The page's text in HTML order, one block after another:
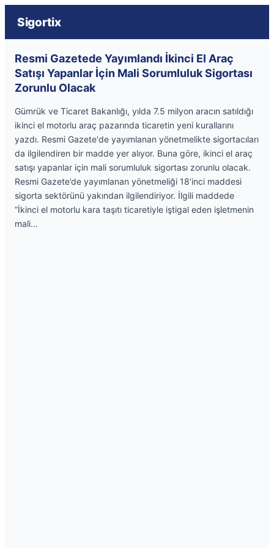
Sigortix
Resmi Gazetede Yayımlandı İkinci El Araç
Satışı Yapanlar İçin Mali Sorumluluk Sigortası
Zorunlu Olacak
Gümrük ve Ticaret Bakanlığı, yılda 7.5 milyon aracın satıldığı
ikinci el motorlu araç pazarında ticaretin yeni kurallarını
yazdı. Resmi Gazete'de yayımlanan yönetmelikte sigortacıları
da ilgilendiren bir madde yer alıyor. Buna göre, ikinci el araç
satışı yapanlar için mali sorumluluk sigortası zorunlu olacak.
Resmi Gazete’de yayımlanan yönetmeliği 18’inci maddesi
sigorta sektörünü yakından ilgilendiriyor. İlgili maddede
“İkinci el motorlu kara taşıtı ticaretiyle iştigal eden işletmenin
mali…